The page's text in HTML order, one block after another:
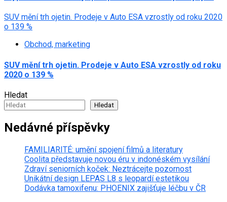
SUV mění trh ojetin. Prodeje v Auto ESA vzrostly od roku 2020
o 139 %
Obchod, marketing
SUV mění trh ojetin. Prodeje v Auto ESA vzrostly od roku
2020 o 139 %
Hledat
Hledat
Nedávné příspěvky
FAMILIARITÉ: umění spojení filmů a literatury
Coolita představuje novou éru v indonéském vysílání
Zdraví seniorních koček: Neztrácejte pozornost
Unikátní design LEPAS L8 s leopardí estetikou
Dodávka tamoxifenu: PHOENIX zajišťuje léčbu v ČR